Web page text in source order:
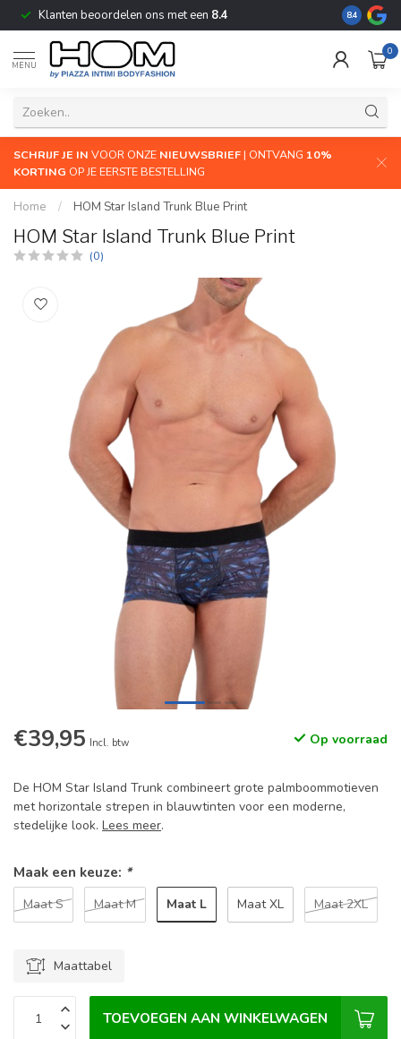
Klanten beoordelen ons met een 8.4 De
8.4
MENU
0
SCHRIJF JE IN VOOR ONZE NIEUWSBRIEF| ONTVANG 10%
KORTING OP JE EERSTE BESTELLING
Home / HOM Star Island Trunk Blue Print
HOM Star Island Trunk Blue Print
(0)
€39,95 Incl. btw Op voorraad
De HOM Star Island Trunk combineert grote palmboommotieven
met horizontale strepen in blauwtinten voor een moderne,
stedelijke look. Lees meer.
Maak een keuze: *
Maat S Maat M Maat L Maat XL Maat 2XL
Maattabel
TOEVOEGEN AAN WINKELWAGEN